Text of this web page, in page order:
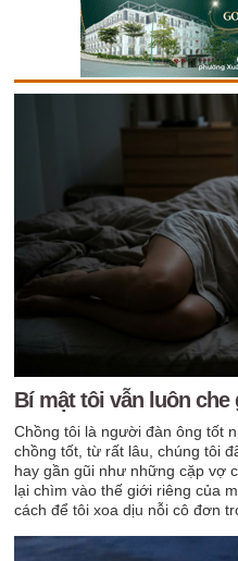
Bí mật tôi vẫn luôn che
Chồng tôi là người đàn ông tốt
chồng tốt, từ rất lâu, chúng tôi
hay gần gũi như những cặp vợ
lại chìm vào thế giới riêng của
cách để tôi xoa dịu nỗi cô đơn